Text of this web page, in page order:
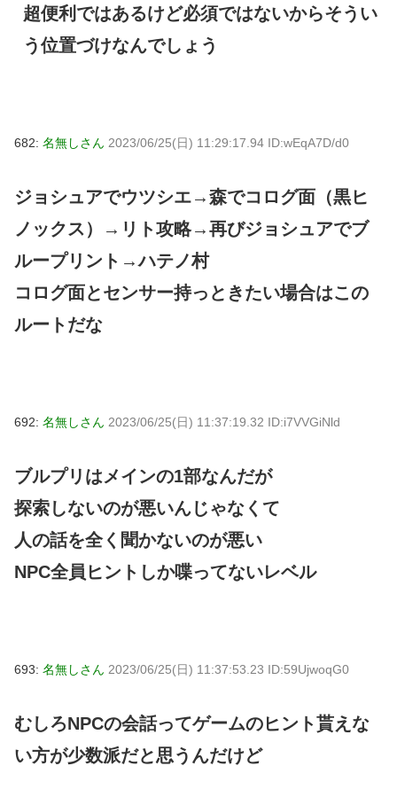
超便利ではあるけど必須ではないからそうい
う位置づけなんでしょう
682: 名無しさん 2023/06/25(日) 11:29:17.94 ID:wEqA7D/d0
ジョシュアでウツシエ→森でコログ面（黒ヒ
ノックス）→リト攻略→再びジョシュアでブ
ループリント→ハテノ村
コログ面とセンサー持っときたい場合はこの
ルートだな
692: 名無しさん 2023/06/25(日) 11:37:19.32 ID:i7VVGiNld
ブルプリはメインの1部なんだが
探索しないのが悪いんじゃなくて
人の話を全く聞かないのが悪い
NPC全員ヒントしか喋ってないレベル
693: 名無しさん 2023/06/25(日) 11:37:53.23 ID:59UjwoqG0
むしろNPCの会話ってゲームのヒント貰えな
い方が少数派だと思うんだけど